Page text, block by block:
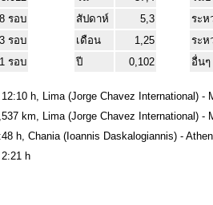
รอบ
รอบ
รอบ
สัปดาห์
5,3
เดือน
1,25
ปี
0,102
ระห
ระห
อื่นๆ
h, Lima (Jorge Chavez International) -
km, Lima (Jorge Chavez International) -
h, Chania (Ioannis Daskalogiannis) -
h